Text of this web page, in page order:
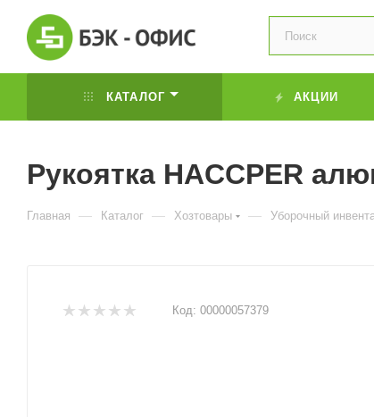
КАТАЛОГ АКЦИИ
Рукоятка HACCPER
Главная — Каталог — Хозтовары — Уборочный
Код: 00000057379